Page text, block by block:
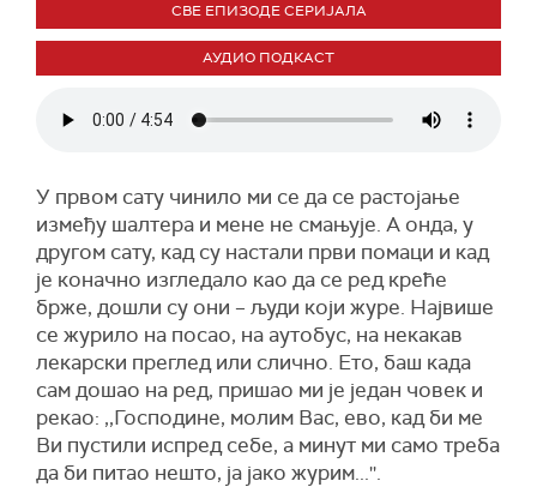
СВЕ ЕПИЗОДЕ СЕРИЈАЛА
АУДИО ПОДКАСТ
У првом сату чинило ми се да се растојање
између шалтера и мене не смањује. А онда, у
другом сату, кад су настали први помаци и кад
је коначно изгледало као да се ред креће
брже, дошли су они – људи који журе. Највише
се журило на посао, на аутобус, на некакав
лекарски преглед или слично. Ето, баш када
сам дошао на ред, пришао ми је један човек и
рекао: ,,Господине, молим Вас, ево, кад би ме
Ви пустили испред себе, а минут ми само треба
да би питао нешто, ја јако журим...''.